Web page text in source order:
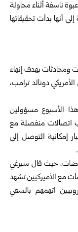
ناسفة أثناء محاولة
أنها بدأت تحقيقاتها
ومحادثات بهدف إنهاء
دونالد ترامب،
الأسبوع مسؤولين
اتصالات منفصلة مع
إمكانية التوصل إلى
حيث قال سيرغي
مع الأميركيين تشهد
اتهمهم بالسعي